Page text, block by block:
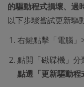
的驅動程式損壞、過
以下步驟嘗試更新驅
右鍵點擊「電腦」
點開「磁碟機」
點選「更新驅動程